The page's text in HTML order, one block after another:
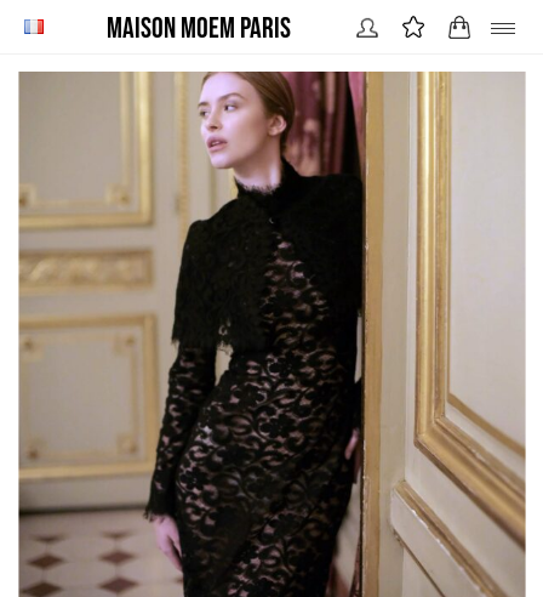
Maison MOEM Paris
BUSTIERS / TOPS
JUPES
PANTALONS
ROBES
VESTES / MANTEAUX
LOOKS
STORY